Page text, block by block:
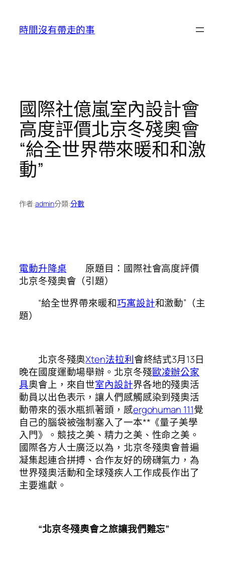
時間沒有帶走的事
國際社億嵐室內設計會
高度評價北京冬殘奧會
“給全世界帶來暖和和激
動”
作者:admin分類:分數
電動升降桌 原題目：國際社會高度評價
北京冬殘奧會（引題）
“給全世界帶來暖和巧寓設計和激動”（主
題）
北京冬殘奧Xten法拉利會終結式3月13日
晚在國度運動場舉辦。北京冬殘歐凌辦公家
具奧會上，來自世室內設計界各地的殘奧活
動員以出色表示，讓人們感觸感染到殘奧活
動帶來的張水瓶抓著頭，感ergohuman 111覺
自己的腦袋被強制塞入了一本**《量子美學
入門》。競技之美、精力之美、性命之美。
國際各方人士廣泛以為，北京冬殘奧會普遍
凝集起連合拼搏、合作友好的磅礴氣力，為
世界殘奧活動和全球殘疾人工作成長作出了
主要進獻。
“北京冬殘奧會之旅讓我們難忘”